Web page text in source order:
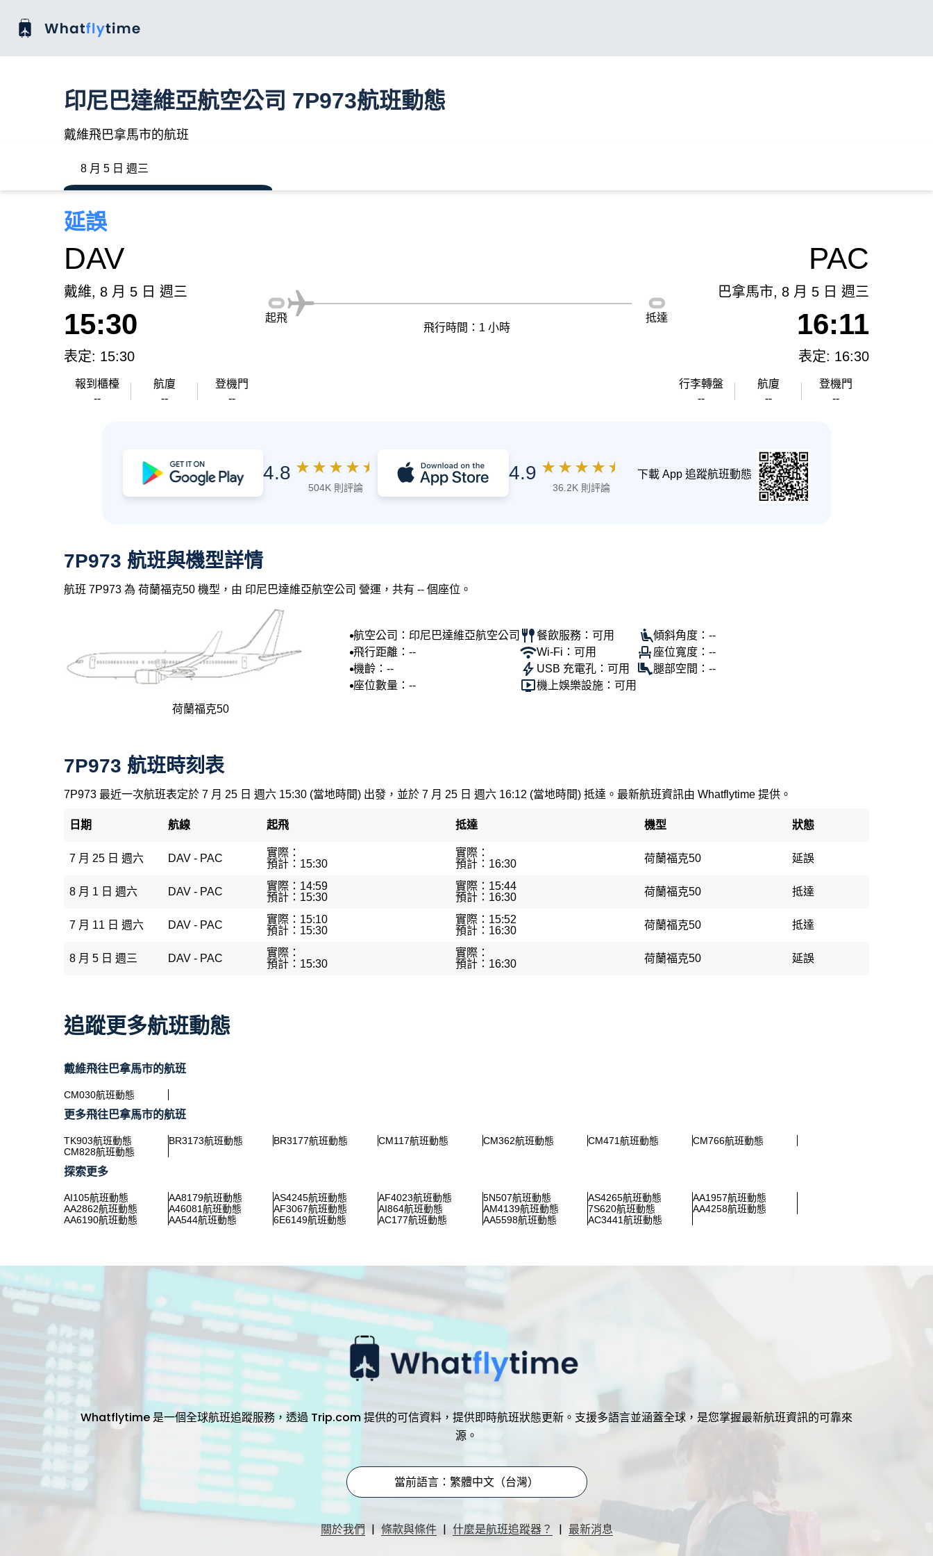
印尼巴達維亞航空公司 7P973航班動態
戴維飛巴拿馬市的航班
8 月 5 日 週三
延誤
DAV
戴維, 8 月 5 日 週三
15:30
表定: 15:30
報到櫃檯
--
航廈
--
登機門
--
起飛
飛行時間：1 小時
抵達
PAC
巴拿馬市, 8 月 5 日 週三
16:11
表定: 16:30
行李轉盤
--
航廈
--
登機門
--
4.8 ★ ★ ★ ★ ★
504K 則評論
4.9 ★ ★ ★ ★ ★
36.2K 則評論
下載 App 追蹤航班動態
7P973 航班與機型詳情
航班 7P973 為 荷蘭福克50 機型，由 印尼巴達維亞航空公司 營運，共有 -- 個座位。
荷蘭福克50
航空公司：印尼巴達維亞航空公司
飛行距離：--
機齡：--
座位數量：--
餐飲服務：可用
Wi-Fi：可用
USB 充電孔：可用
機上娛樂設施：可用
傾斜角度：--
座位寬度：--
腿部空間：--
7P973 航班時刻表
7P973 最近一次航班表定於 7 月 25 日 週六 15:30 (當地時間) 出發，並於 7 月 25 日 週六 16:12 (當地時間) 抵達。最新航班資訊由 Whatflytime 提供。
日期 航線 起飛 抵達 機型 狀態
7 月 25 日 週六 DAV - PAC
實際：
預計：15:30
實際：
預計：16:30
荷蘭福克50 延誤
8 月 1 日 週六 DAV - PAC
實際：14:59
預計：15:30
實際：15:44
預計：16:30
荷蘭福克50 抵達
7 月 11 日 週六 DAV - PAC
實際：15:10
預計：15:30
實際：15:52
預計：16:30
荷蘭福克50 抵達
8 月 5 日 週三 DAV - PAC
實際：
預計：15:30
實際：
預計：16:30
荷蘭福克50 延誤
追蹤更多航班動態
戴維飛往巴拿馬市的航班
CM030航班動態
更多飛往巴拿馬市的航班
TK903航班動態 BR3173航班動態 BR3177航班動態 CM117航班動態 CM362航班動態 CM471航班動態
CM766航班動態
CM828航班動態
探索更多
AI105航班動態 AA8179航班動態 AS4245航班動態 AF4023航班動態 5N507航班動態 AS4265航班動態
AA1957航班動態
AA2862航班動態
A46081航班動態 AF3067航班動態 AI864航班動態 AM4139航班動態 7S620航班動態
AA4258航班動態
AA6190航班動態
AA544航班動態 6E6149航班動態 AC177航班動態 AA5598航班動態 AC3441航班動態
Whatflytime 是一個全球航班追蹤服務，透過 Trip.com 提供的可信資料，提供即時航班狀態更新。支援多語言並涵蓋全球，是您掌握最新航班資訊的可靠來
源。
當前語言：繁體中文（台灣）
關於我們 | 條款與條件 | 什麼是航班追蹤器？ | 最新消息